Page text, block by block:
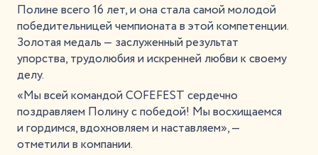
Полине всего 16 лет, и она стала самой молодой
победительницей чемпионата в этой компетенции.
Золотая медаль — заслуженный результат
упорства, трудолюбия и искренней любви к своему
делу.
«Мы всей командой COFEFEST сердечно
поздравляем Полину с победой! Мы восхищаемся
и гордимся, вдохновляем и наставляем», —
отметили в компании.